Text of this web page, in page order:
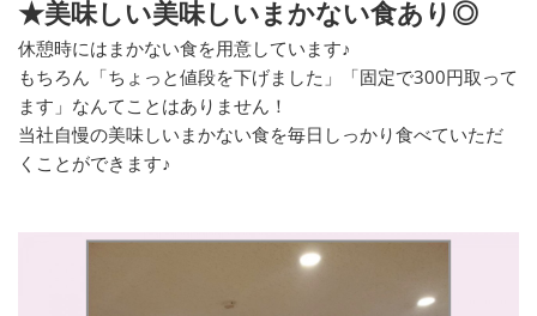
★美味しい美味しいまかない食あり◎
休憩時にはまかない食を用意しています♪
もちろん「ちょっと値段を下げました」「固定で300円取って
ます」なんてことはありません！
当社自慢の美味しいまかない食を毎日しっかり食べていただ
くことができます♪